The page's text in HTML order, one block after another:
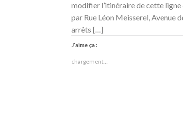
modifier l’itinéraire de cette
par Rue Léon Meisserel, Avenue
arrêts […]
J’aime ça :
chargement…